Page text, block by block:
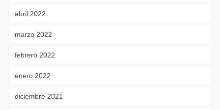
abril 2022
marzo 2022
febrero 2022
enero 2022
diciembre 2021